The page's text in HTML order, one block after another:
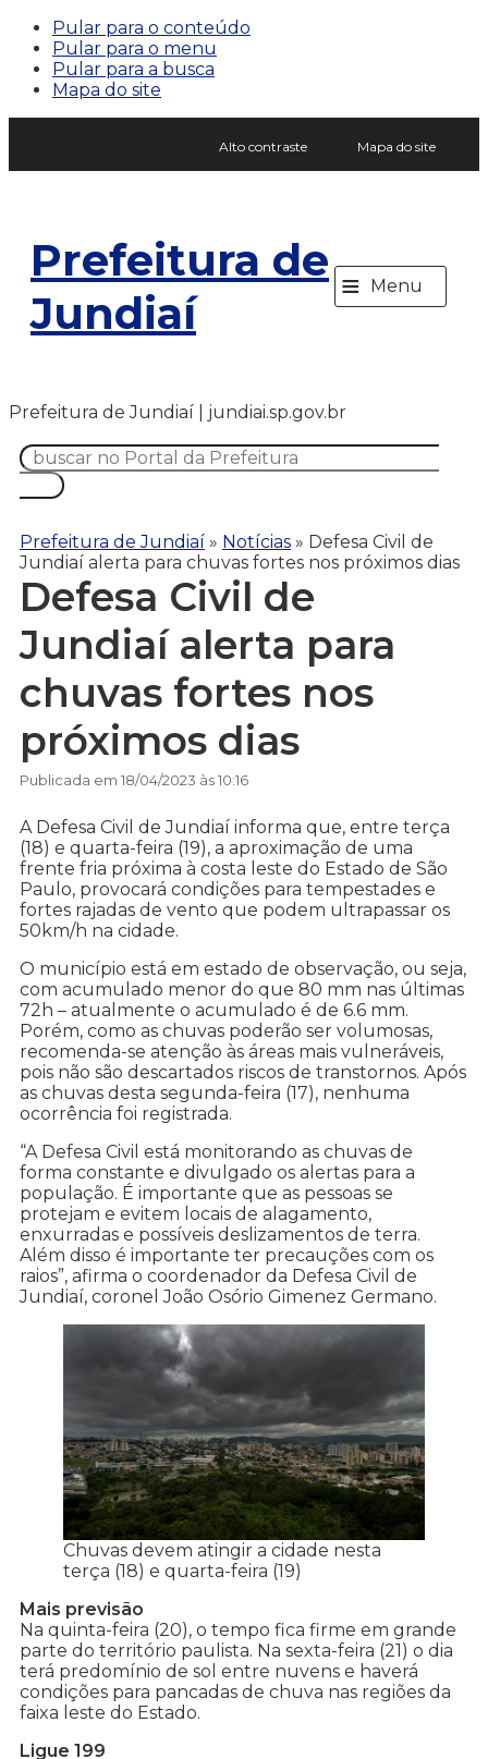
Pular para o conteúdo
Pular para o menu
Pular para a busca
Mapa do site
Alto contraste Mapa do site
Prefeitura de
Jundiaí
≡ Menu
Prefeitura de Jundiaí | jundiai.sp.gov.br
Prefeitura de Jundiaí » Notícias » Defesa Civil de
Jundiaí alerta para chuvas fortes nos próximos dias
Defesa Civil de
Jundiaí alerta para
chuvas fortes nos
próximos dias
Publicada em 18/04/2023 às 10:16
A Defesa Civil de Jundiaí informa que, entre terça
(18) e quarta-feira (19), a aproximação de uma
frente fria próxima à costa leste do Estado de São
Paulo, provocará condições para tempestades e
fortes rajadas de vento que podem ultrapassar os
50km/h na cidade.
O município está em estado de observação, ou seja,
com acumulado menor do que 80 mm nas últimas
72h – atualmente o acumulado é de 6.6 mm.
Porém, como as chuvas poderão ser volumosas,
recomenda-se atenção às áreas mais vulneráveis,
pois não são descartados riscos de transtornos. Após
as chuvas desta segunda-feira (17), nenhuma
ocorrência foi registrada.
“A Defesa Civil está monitorando as chuvas de
forma constante e divulgado os alertas para a
população. É importante que as pessoas se
protejam e evitem locais de alagamento,
enxurradas e possíveis deslizamentos de terra.
Além disso é importante ter precauções com os
raios”, afirma o coordenador da Defesa Civil de
Jundiaí, coronel João Osório Gimenez Germano.
Chuvas devem atingir a cidade nesta
terça (18) e quarta-feira (19)
Mais previsão
Na quinta-feira (20), o tempo fica firme em grande
parte do território paulista. Na sexta-feira (21) o dia
terá predomínio de sol entre nuvens e haverá
condições para pancadas de chuva nas regiões da
faixa leste do Estado.
Ligue 199